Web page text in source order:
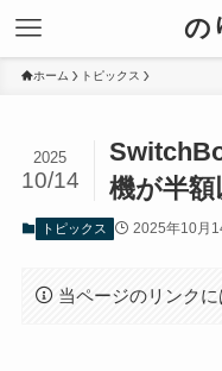
の
ホーム トピックス
機が半額
2025
10/14
トピックス 2025年10月
当ページのリンクに